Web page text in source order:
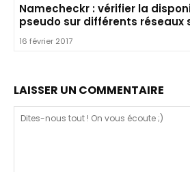
Namecheckr : vérifier la
pseudo sur différents réseaux
16 février 2017
LAISSER UN COMMENTAIRE